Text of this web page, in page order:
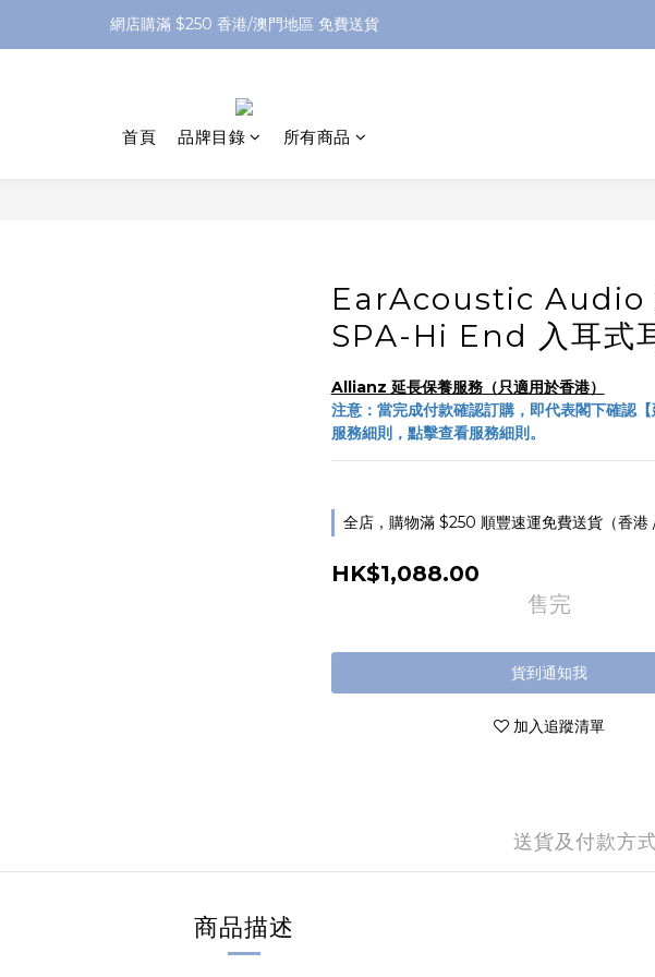
網店購滿 $250 香港/澳門地區 免費送貨
網店購滿 $250 香港/澳門地區 免費送貨
網店購滿 $250 香港/澳門地區 免費送貨
首頁 品牌目錄 所有商品
EarAcoustic Audio
SPA-Hi End 入耳式
Allianz 延長保養服務（只適用於香港）
注意：當完成付款確認訂購，即代表閣下確認【
服務細則，點擊查看服務細則。
全店，購物滿 $250 順豐速運免費送貨（香港 /
HK$1,088.00
售完
貨到通知我
加入追蹤清單
送貨及付款方
商品描述